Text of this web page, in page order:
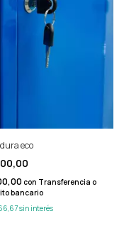
eco
con Transferencia o
bancario
sin interés